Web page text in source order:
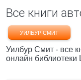
Все книги
УИЛБУР СМИТ
Уилбур Смит - все
онлайн библиотеки